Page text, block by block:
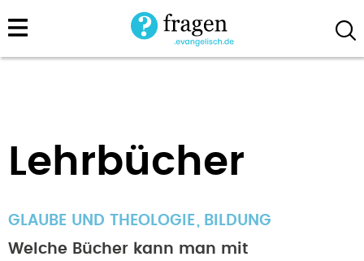
Direkt
zum
Lehrbücher
GLAUBE UND THEOLOGIE
BILDUNG
Welche Bücher kann man mit